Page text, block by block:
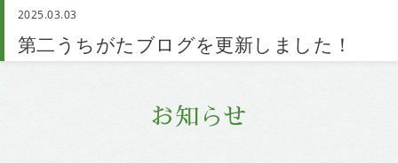
お知らせ
2025.03.03
第二うちがたブログを更新しました！